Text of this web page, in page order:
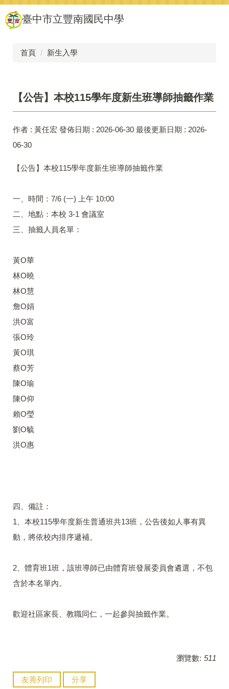
跳
到
主
臺中市立豐南國民中學
首頁 新生入學
【公告】本校115學年度新生班導師抽籤作業
作者 : 黃任宏 發佈日期 : 2026-06-30 最後更新日期 : 2026-
06-30
【公告】本校115學年度新生班導師抽籤作業
一、時間：7/6 (一) 上午 10:00
二、地點：本校 3-1 會議室
三、抽籤人員名單：
黃O華
林O曉
林O慧
詹O娟
洪O富
張O玲
黃O琪
蔡O芳
陳O瑜
陳O仰
賴O瑩
劉O毓
洪O惠
四、備註：
1、本校115學年度新生普通班共13班，公告後如人事有異
動，將依校內排序遞補。
2、體育班1班，該班導師已由體育班發展委員會遴選，不包
含於本名單內。
歡迎社區家長、教職同仁，一起參與抽籤作業。
瀏覽數: 511
友善列印 分享